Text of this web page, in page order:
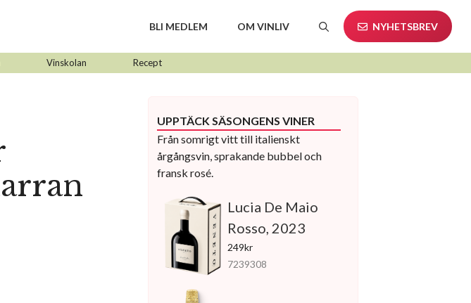
BLI MEDLEM OM VINLIV NYHETSBREV
Vinskolan Recept
UPPTÄCK SÄSONGENS VINER
Från somrigt vitt till italienskt
årgångsvin, sprakande bubbel och
fransk rosé.
Lucia De Maio
Rosso, 2023
249kr
7239308